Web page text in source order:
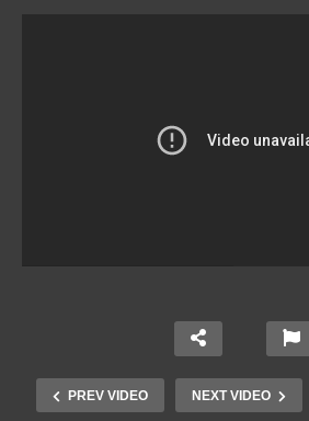
PREV VIDEO NEXT VIDEO